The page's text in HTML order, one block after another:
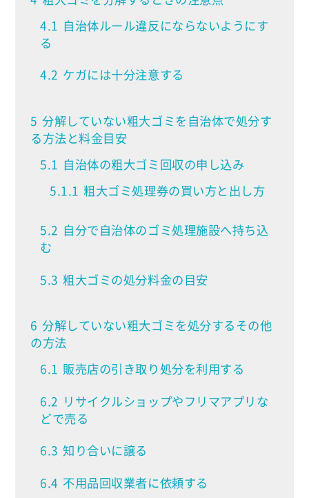
4.1 自治体ルール違反にならないようにす
る
4.2 ケガには十分注意する
5 分解していない粗大ゴミを自治体で処分す
る方法と料金目安
5.1 自治体の粗大ゴミ回収の申し込み
5.1.1 粗大ゴミ処理券の買い方と出し方
5.2 自分で自治体のゴミ処理施設へ持ち込
む
5.3 粗大ゴミの処分料金の目安
6 分解していない粗大ゴミを処分するその他
の方法
6.1 販売店の引き取り処分を利用する
6.2 リサイクルショップやフリマアプリな
どで売る
6.3 知り合いに譲る
6.4 不用品回収業者に依頼する